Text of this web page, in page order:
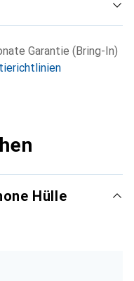
Garantie (Bring-In)
Hülle